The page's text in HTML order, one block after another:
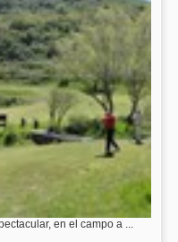
en el campo a ...